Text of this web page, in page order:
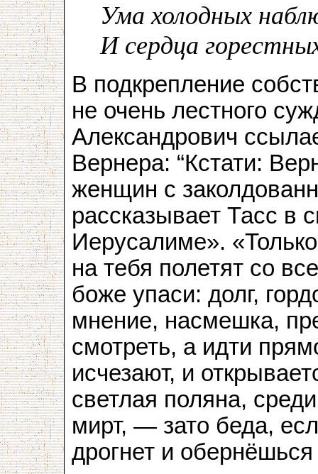
Ума холодных
И сердца
В подкрепление
не очень лестного
Александрович
Вернера: “Кстати:
женщин с
рассказывает Тасс в
Иерусалиме».
на тебя полетят со
боже упаси: долг,
мнение, насмешка,
смотреть, а идти
исчезают, и
светлая поляна,
мирт, — зато беда,
дрогнет и обернёшься